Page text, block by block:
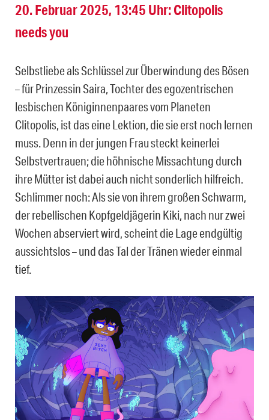
20. Februar 2025, 13:45 Uhr: Clitopolis
needs you
Selbstliebe als Schlüssel zur Überwindung des Bösen
– für Prinzessin Saira, Tochter des egozentrischen
lesbischen Königinnenpaares vom Planeten
Clitopolis, ist das eine Lektion, die sie erst noch lernen
muss. Denn in der jungen Frau steckt keinerlei
Selbstvertrauen; die höhnische Missachtung durch
ihre Mütter ist dabei auch nicht sonderlich hilfreich.
Schlimmer noch: Als sie von ihrem großen Schwarm,
der rebellischen Kopfgeldjägerin Kiki, nach nur zwei
Wochen abserviert wird, scheint die Lage endgültig
aussichtslos – und das Tal der Tränen wieder einmal
tief.